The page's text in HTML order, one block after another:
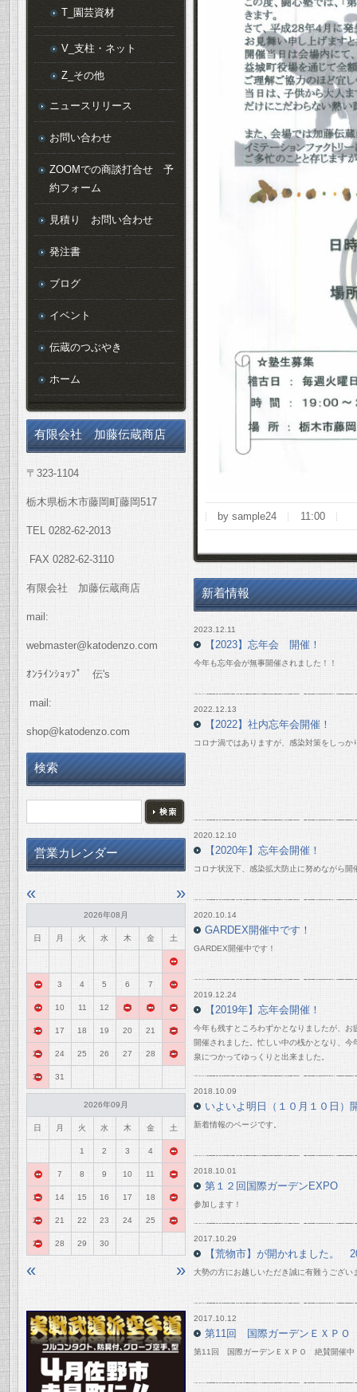
by sample24 11:00
新着情報
2023.12.11
【2023】忘年会 開催！
今年も忘年会が無事開催されました！！
2022.12.13
【2022】社内忘年会開催！
コロナ渦ではありますが、感染対策をしっか
2020.12.10
【2020年】忘年会開催！
コロナ状況下、感染拡大防止に努めながら開
2020.10.14
GARDEX開催中です！
GARDEX開催中です！
2019.12.24
【2019年】忘年会開催！
今年も残すところわずかとなりましたが、お
開催されました。忙しい中の桟かとなり、今
泉につかってゆっくりと出来ました。
2018.10.09
いよいよ明日（１０月１０日）
新着情報のページです。
2018.10.01
第１２回国際ガーデンEXPO
参加します！
2017.10.29
【荒物市】が開かれました。
大勢の方にお越しいただき誠に有難うござい
2017.10.12
第11回 国際ガーデンＥＸＰＯ
第11回 国際ガーデンＥＸＰＯ 絶賛開催中
T_園芸資材
V_支柱・ネット
Z_その他
ニュースリリース
お問い合わせ
ZOOMでの商談打合せ 予
約フォーム
見積り お問い合わせ
発注書
ブログ
イベント
伝蔵のつぶやき
ホーム
有限会社 加藤伝蔵商店
〒323-1104
栃木県栃木市藤岡町藤岡517
TEL 0282-62-2013
FAX 0282-62-3110
有限会社 加藤伝蔵商店
mail:
webmaster@katodenzo.com
ｵﾝﾗｲﾝｼｮｯﾌﾟ 伝's
mail:
shop@katodenzo.com
検索
営業カレンダー
« »
2026年08月
日 月 火 水 木 金 土
1
2 3 4 5 6 7 8
9 10 11 12 13 14 15
16 17 18 19 20 21 22
23 24 25 26 27 28 29
30 31
2026年09月
日 月 火 水 木 金 土
1 2 3 4 5
6 7 8 9 10 11 12
13 14 15 16 17 18 19
20 21 22 23 24 25 26
27 28 29 30
« »